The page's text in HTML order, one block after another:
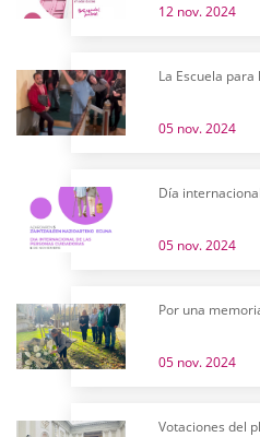
12 nov. 2024
La Escuela
05 nov. 2024
Día
05 nov. 2024
Por una
05 nov. 2024
Votaciones del